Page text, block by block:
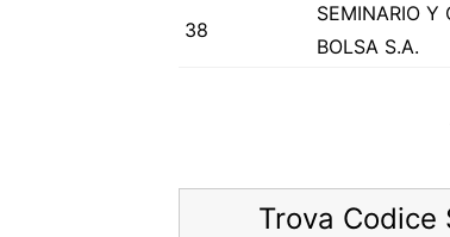
38
SEMINARIO Y
BOLSA S.A.
Trova Codice